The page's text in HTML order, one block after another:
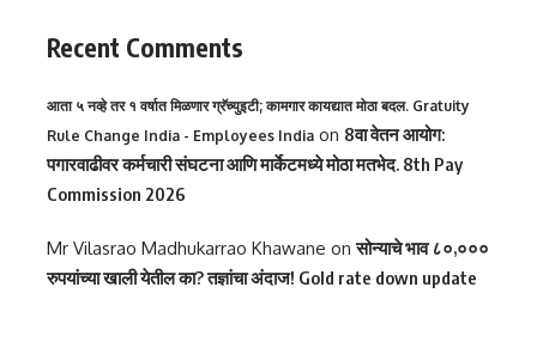
Recent Comments
आता ५ नव्हे तर १ वर्षात मिळणार ग्रॅच्युइटी; कामगार कायद्यात मोठा बदल. Gratuity
Rule Change India - Employees India on 8वा वेतन आयोग:
पगारवाढीवर कर्मचारी संघटना आणि मार्केटमध्ये मोठा मतभेद. 8th Pay
Commission 2026
Mr Vilasrao Madhukarrao Khawane onसोन्याचे भाव ८०,०००
रुपयांच्या खाली येतील का? तज्ञांचा अंदाज! Gold rate down update